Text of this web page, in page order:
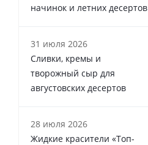
начинок и летних десертов
31 июля 2026
Сливки, кремы и
творожный сыр для
августовских десертов
28 июля 2026
Жидкие красители «Топ-